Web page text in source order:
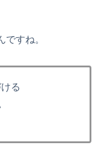
すね。
る